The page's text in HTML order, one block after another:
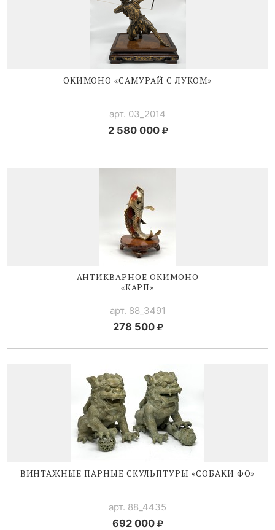
ОКИМОНО «САМУРАЙ С ЛУКОМ»
арт. 03_2014
2 580 000
АНТИКВАРНОЕ ОКИМОНО
«КАРП»
арт. 88_3491
278 500
ВИНТАЖНЫЕ ПАРНЫЕ СКУЛЬПТУРЫ «СОБАКИ ФО»
арт. 88_4435
692 000